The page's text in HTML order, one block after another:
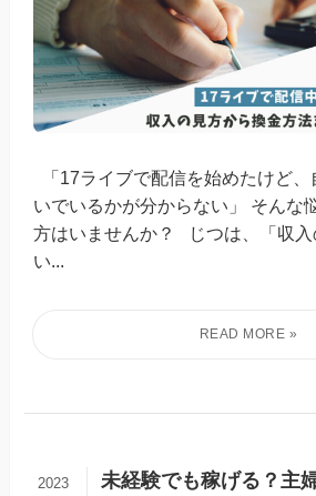
「17ライブで配信を始めたけど
いでいるかが分からない」 そんな
方はいませんか？ じつは、「収入
い...
未経験でも稼げる？主
2023